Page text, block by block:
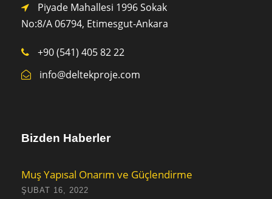
Piyade Mahallesi 1996 Sokak
No:8/A 06794, Etimesgut-Ankara
+90 (541) 405 82 22
info@deltekproje.com
Bizden Haberler
Muş Yapısal Onarım ve Güçlendirme
ŞUBAT 16, 2022